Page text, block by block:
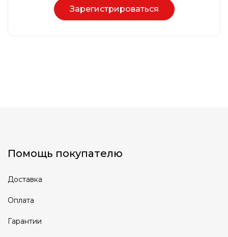
Зарегистрироваться
Помощь покупателю
Доставка
Оплата
Гарантии